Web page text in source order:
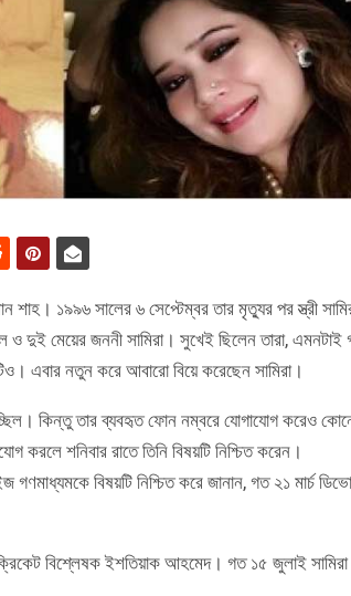
শাহ। ১৯৯৬ সালের ৬ সেপ্টেম্বর তার মৃত্যুর পর স্ত্রী
দুই মেয়ের জননী সামিরা। সুখেই ছিলেন তারা, এমনটাই
এবার নতুন করে আবারো বিয়ে করেছেন সামিরা।
কিন্তু তার ব্যবহৃত ফোন নম্বরে যোগাযোগ করেও
করলে শনিবার রাতে তিনি বিষয়টি নিশ্চিত করেন।
গণমাধ্যমকে বিষয়টি নিশ্চিত করে জানান, গত ২১ মার্চ
বিশ্লেষক ইশতিয়াক আহমেদ। গত ১৫ জুলাই